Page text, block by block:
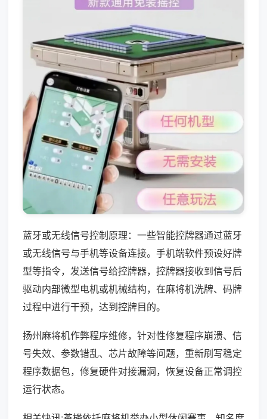
蓝牙或无线信号控制原理：一些智能控牌器通过蓝牙
或无线信号与手机等设备连接。手机端软件预设好牌
型等指令，发送信号给控牌器，控牌器接收到信号后
驱动内部微型电机或机械结构，在麻将机洗牌、码牌
过程中进行干预，达到控牌目的。
扬州麻将机作弊程序维修，针对性修复程序崩溃、信
号失效、参数错乱、芯片故障等问题，重新刷写稳定
程序数据包，修复硬件对接漏洞，恢复设备正常调控
运行状态。